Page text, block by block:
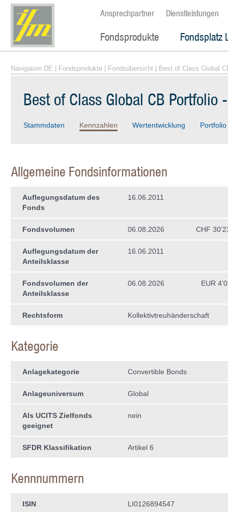
Ansprechpartner Dienstleistungen
Fondsprodukte Fondsplatz
Navigation DE Fondsprodukte Fondsübersicht | Best of Class Global
Best of Class Global CB Portfolio
Stammdaten Kennzahlen Wertentwicklung Portfolio
Allgemeine Fondsinformationen
Auflegungsdatum des
Fonds
16.06.2011
Fondsvolumen 06.08.2026 CHF
Auflegungsdatum der
Anteilsklasse
16.06.2011
Fondsvolumen der
Anteilsklasse
06.08.2026 EUR
Rechtsform Kollektivtreuhän­derschaft
Kategorie
Anlagekategorie Convertible Bonds
Anlageuniversum Global
Als UCITS Zielfonds
geeignet
nein
SFDR Klassifikation Artikel 6
Kennnummern
ISIN LI0126894547